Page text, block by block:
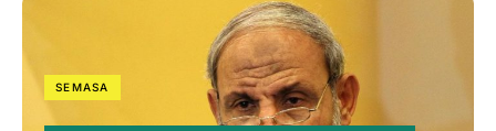
SEMASA